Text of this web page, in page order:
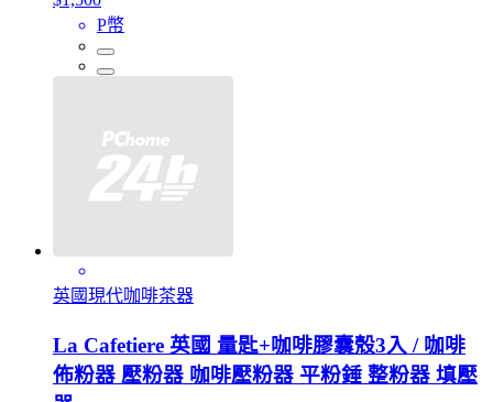
P幣
英國現代咖啡茶器
La Cafetiere 英國 量匙+咖啡膠囊殼3入 / 咖啡
佈粉器 壓粉器 咖啡壓粉器 平粉錘 整粉器 填壓